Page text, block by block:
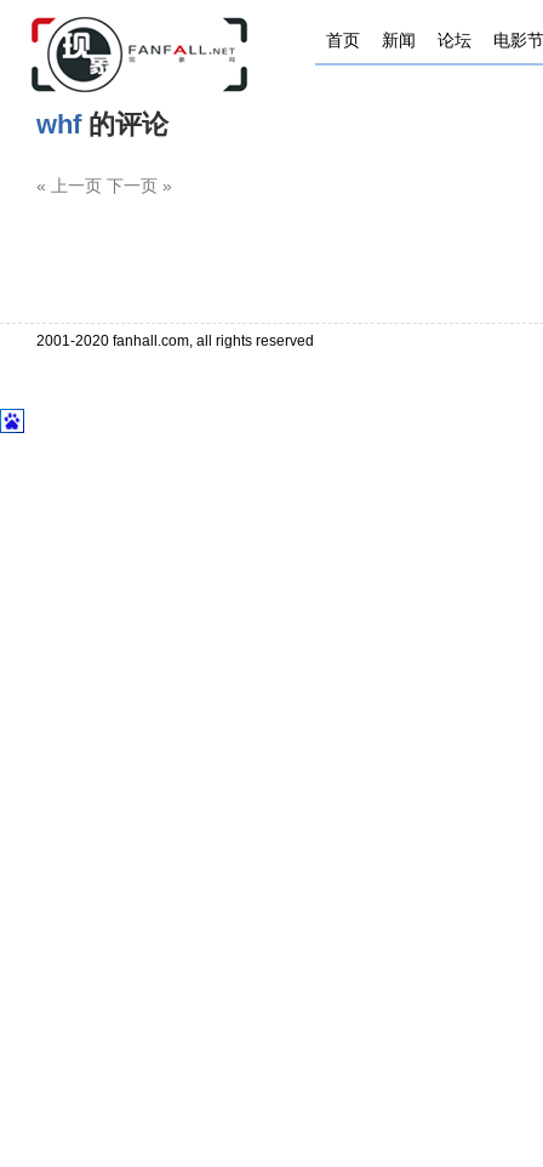
首页 新闻 论坛 电影节
whf的评论
« 上一页 下一页 »
2001-2020 fanhall.com, all rights reserved